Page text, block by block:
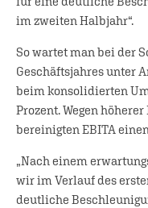
im zweiten Halbjahr“.
So wartet man bei der
Geschäftsjahres unter
beim konsolidierten
Prozent. Wegen
bereinigten EBITA
„Nach einem
wir im Verlauf des
deutliche